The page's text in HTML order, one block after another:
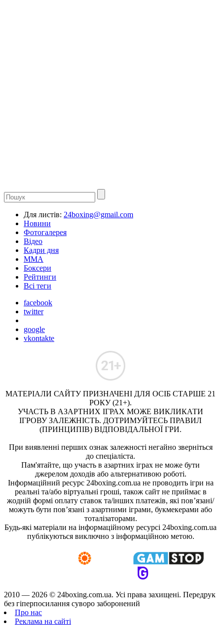
Для листів: 24boxing@gmail.com
Новини
Фотогалерея
Відео
Кадри дня
ММА
Боксери
Рейтинги
Всі теги
facebook
twitter
google
vkontakte
МАТЕРІАЛИ САЙТУ ПРИЗНАЧЕНІ ДЛЯ ОСІБ СТАРШЕ 21
РОКУ (21+).
УЧАСТЬ В АЗАРТНИХ ІГРАХ МОЖЕ ВИКЛИКАТИ
ІГРОВУ ЗАЛЕЖНІСТЬ. ДОТРИМУЙТЕСЬ ПРАВИЛ
(ПРИНЦИПІВ) ВІДПОВІДАЛЬНОЇ ГРИ.
При виявленні перших ознак залежності негайно зверніться
до спеціаліста.
Пам'ятайте, що участь в азартних іграх не може бути
джерелом доходів або альтернативою роботі.
Інформаційний ресурс 24boxing.com.ua не проводить ігри на
реальні та/або віртуальні гроші, також сайт не приймає в
жодній формі оплату ставок та/інших платежів, які пов’язані/
можуть бути пов’язані з азартними іграми, букмекерами або
тоталізаторами.
Будь-які матеріали на інформаційному ресурсі 24boxing.com.ua
публікуються виключно з інформаційною метою.
2010 — 2026 © 24boxing.com.ua. Усi права захищенi. Передрук
без гіперпосилання суворо заборонений
Про нас
Реклама на сайті